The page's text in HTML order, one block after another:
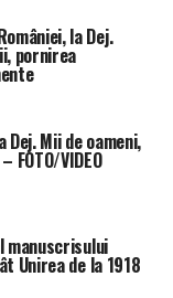
la Dej.
pornirea
Dej. Mii de oameni,
VIDEO
manuscrisului
Unirea de la 1918